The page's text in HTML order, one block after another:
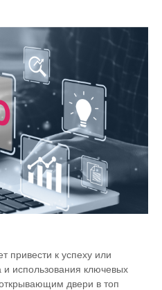
привести к успеху или
и использования ключевых
двери в топ